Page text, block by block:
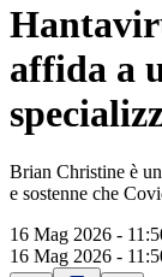
affida a
Brian Christine è
e sostenne che
16 Mag 2026 -
16 Mag 2026 -